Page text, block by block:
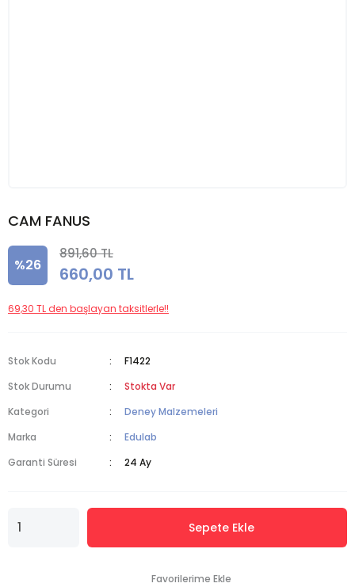
CAM FANUS
%26
891,60 TL
660,00 TL
69,30 TL den başlayan taksitlerle!!
Stok Kodu
F1422
Stok Durumu
Stokta Var
Kategori
Deney Malzemeleri
Marka
Edulab
Garanti Süresi
24 Ay
Sepete Ekle